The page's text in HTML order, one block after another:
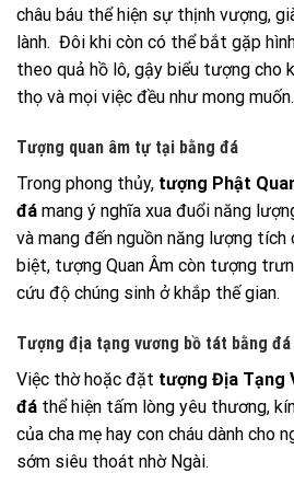
châu báu thể hiện sự thịnh vượng,
lành. Đôi khi còn có thể bắt gặp
theo quả hồ lô, gậy biểu tượng cho
thọ và mọi việc đều như mong muốn.
Tượng quan âm tự tại bằng đá
Trong phong thủy, tượng Phật
đá mang ý nghĩa xua đuổi năng
và mang đến nguồn năng lượng
biệt, tượng Quan Âm còn tượng
cứu độ chúng sinh ở khắp thế gian.
Tượng địa tạng vương bồ tát bằng đá
Việc thờ hoặc đặt tượng Địa Tạng
đá thể hiện tấm lòng yêu thương,
của cha mẹ hay con cháu dành cho
sớm siêu thoát nhờ Ngài.